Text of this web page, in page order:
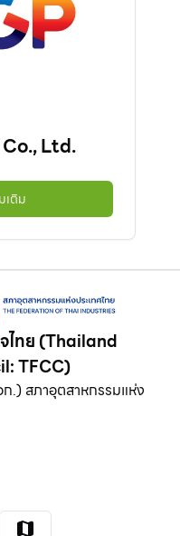
Ltd.
เติม
ไทย (Thailand
TFCC)
.) สภาอุตสาหกรรมแห่ง